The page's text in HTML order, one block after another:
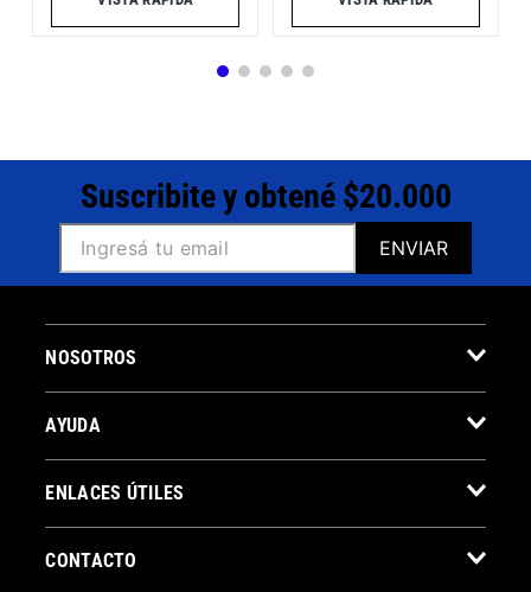
Suscribite y obtené $20.000
ENVIAR
NOSOTROS
AYUDA
ENLACES ÚTILES
CONTACTO